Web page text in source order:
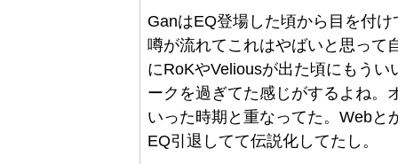
GanはEQ登場した頃から目を付
噂が流れてこれはやばいと思って
にRoKやVeliousが出た頃にもう
ークを過ぎてた感じがするよね。
いった時期と重なってた。Webと
EQ引退してて伝説化してたし。